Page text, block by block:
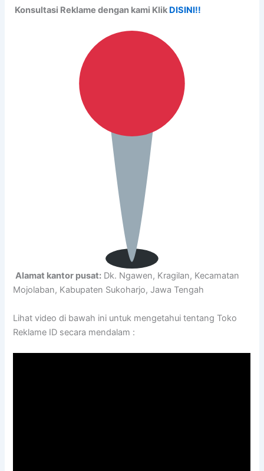
Konsultasi Reklame dengan kami Klik DISINI!!
Alamat kantor pusat: Dk. Ngawen, Kragilan, Kecamatan
Mojolaban, Kabupaten Sukoharjo, Jawa Tengah
Lihat video di bawah ini untuk mengetahui tentang Toko
Reklame ID secara mendalam :